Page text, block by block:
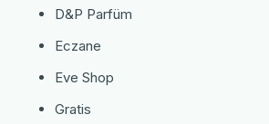
D&P Parfüm
Eczane
Eve Shop
Gratis